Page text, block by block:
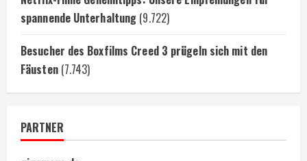
spannende Unterhaltung (9.722)
Besucher des Boxfilms Creed 3 prügeln sich mit den
Fäusten (7.743)
PARTNER